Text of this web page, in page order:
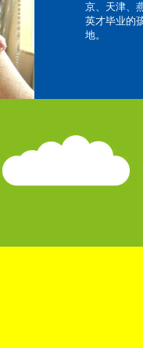
京、天津、
英才毕业的
地。